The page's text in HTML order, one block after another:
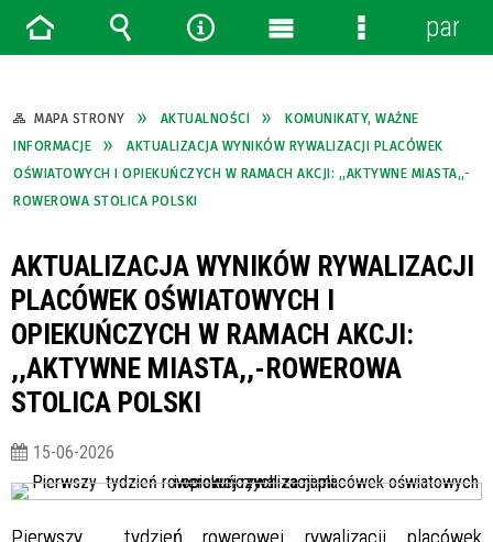
MAPA STRONY AKTUALNOŚCI
KOMUNIKATY, WAŻNE
INFORMACJE
AKTUALIZACJA WYNIKÓW RYWALIZACJI PLACÓWEK
OŚWIATOWYCH I OPIEKUŃCZYCH W RAMACH AKCJI: ,,AKTYWNE MIASTA,,-
ROWEROWA STOLICA POLSKI
AKTUALIZACJA WYNIKÓW RYWALIZACJI
PLACÓWEK OŚWIATOWYCH I
OPIEKUŃCZYCH W RAMACH AKCJI:
,,AKTYWNE MIASTA,,-ROWEROWA
STOLICA POLSKI
15-06-2026
Strona Wyszukiwarka
NarzędziaMenu
Menu
panel